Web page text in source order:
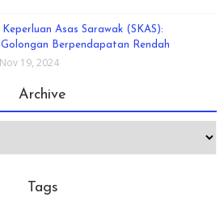
Asas Sarawak (SKAS):
Golongan Berpendapatan Rendah
Nov 19, 2024
Archive
Tags